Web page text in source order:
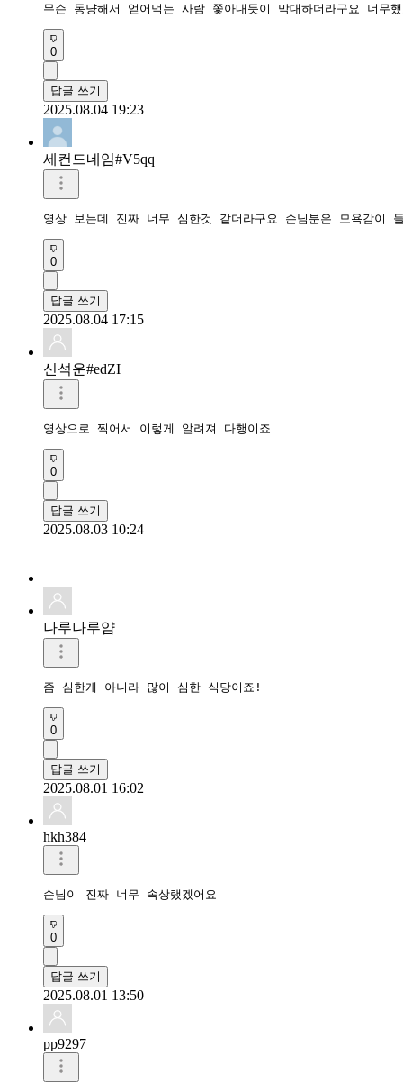
무슨 동냥해서 얻어먹는 사람 쫓아내듯이 막대하더라구요 너무
0
답글 쓰기
2025.08.04 19:23
세컨드네임#V5qq
영상 보는데 진짜 너무 심한것 같더라구요 손님분은 모욕감이
0
답글 쓰기
2025.08.04 17:15
신석운#edZI
영상으로 찍어서 이렇게 알려져 다행이죠
0
답글 쓰기
2025.08.03 10:24
나루나루얌
좀 심한게 아니라 많이 심한 식당이죠!
0
답글 쓰기
2025.08.01 16:02
hkh384
손님이 진짜 너무 속상랬겠어요
0
답글 쓰기
2025.08.01 13:50
pp9297